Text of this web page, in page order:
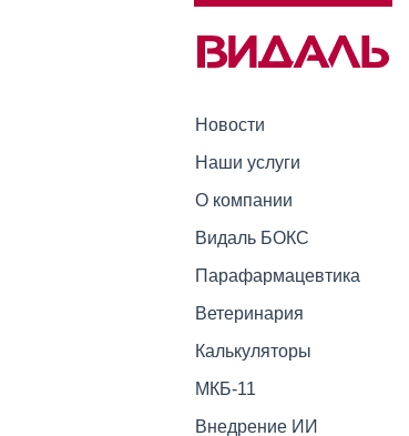
Новости
Наши услуги
О компании
Видаль БОКС
Парафармацевтика
Ветеринария
Калькуляторы
МКБ-11
Внедрение ИИ